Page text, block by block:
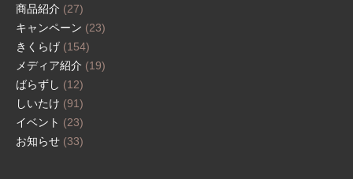
商品紹介 (27)
キャンペーン (23)
きくらげ (154)
メディア紹介 (19)
ばらずし (12)
しいたけ (91)
イベント (23)
お知らせ (33)